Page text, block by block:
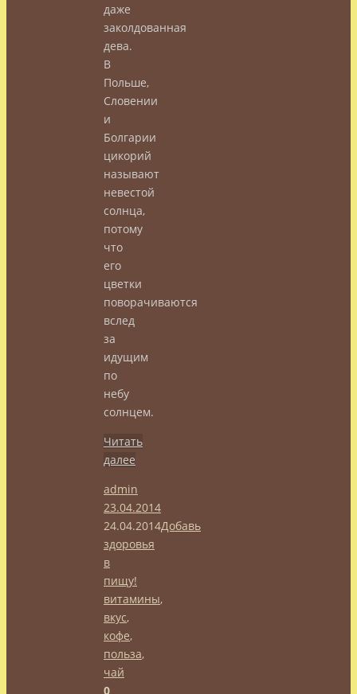
даже
заколдованная
дева.
В
Польше,
Словении
и
Болгарии
цикорий
называют
невестой
солнца,
потому
что
его
цветки
поворачиваются
вслед
за
идущим
по
небу
солнцем.
Читать
далее
admin
23.04.2014
24.04.2014Добавь
здоровья
в
пищу!
витамины,
вкус,
кофе,
польза,
чай
0